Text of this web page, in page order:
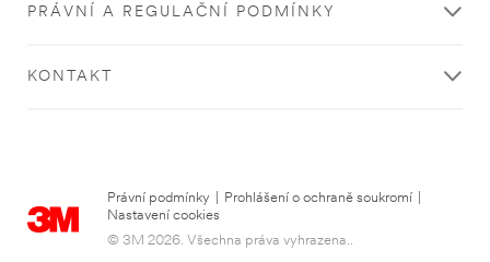
PRÁVNÍ A REGULAČNÍ PODMÍNKY
KONTAKT
Právní podmínky Prohlášení o ochraně soukromí
Nastavení cookies
© 3M 2026. Všechna práva vyhrazena..